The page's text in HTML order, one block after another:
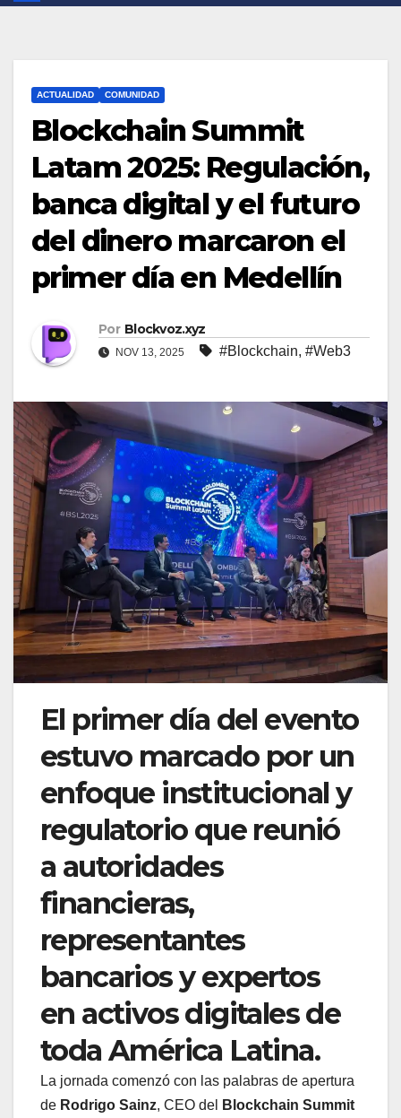
ACTUALIDAD COMUNIDAD
Blockchain Summit
Latam 2025: Regulación,
banca digital y el futuro
del dinero marcaron el
primer día en Medellín
Por Blockvoz.xyz
NOV 13, 2025 #Blockchain, #Web3
El primer día del evento
estuvo marcado por un
enfoque institucional y
regulatorio que reunió
a autoridades
financieras,
representantes
bancarios y expertos
en activos digitales de
toda América Latina.
La jornada comenzó con las palabras de apertura
de Rodrigo Sainz, CEO del
Blockchain Summit